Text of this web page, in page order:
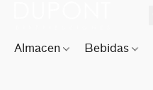
Almacen Bebidas